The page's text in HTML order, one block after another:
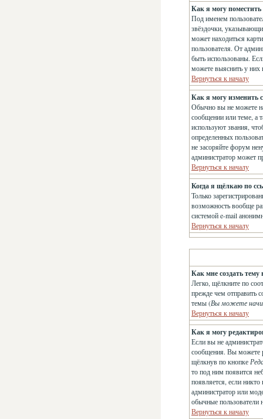
Как я могу
Под именем
звёздочки,
может находиться
пользователя. От
быть использованы.
можете выяснить у них
Вернуться к началу
Как я могу изменить
Обычно вы не можете
сообщении или теме, а
используют звания,
определенных
не засоряйте форум
администратор может
Вернуться к началу
Когда я щёлкаю по
Только
возможность вообще
системой e-mail
Вернуться к началу
Как мне создать тему
Легко, щёлкните по
прежде чем отправить
темы (Вы можете
Вернуться к началу
Как я могу
Если вы не
сообщения. Вы можете
щёлкнув по кнопке
то под ним появится
появляется, если
администратор или
обычные пользователи
Вернуться к началу